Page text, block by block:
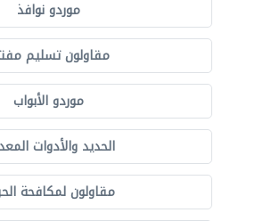
موردو نوافذ
مقاولون تسليم
موردو الأبواب
الحديد والأدوات
مقاولون لمكافحة